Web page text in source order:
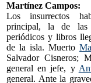
Martínez Campos:
Los insurrectos
principal, la de las
periódicos y libros
de la isla. Muerto
Salvador Cisneros;
general en jefe, y
general. Ante la